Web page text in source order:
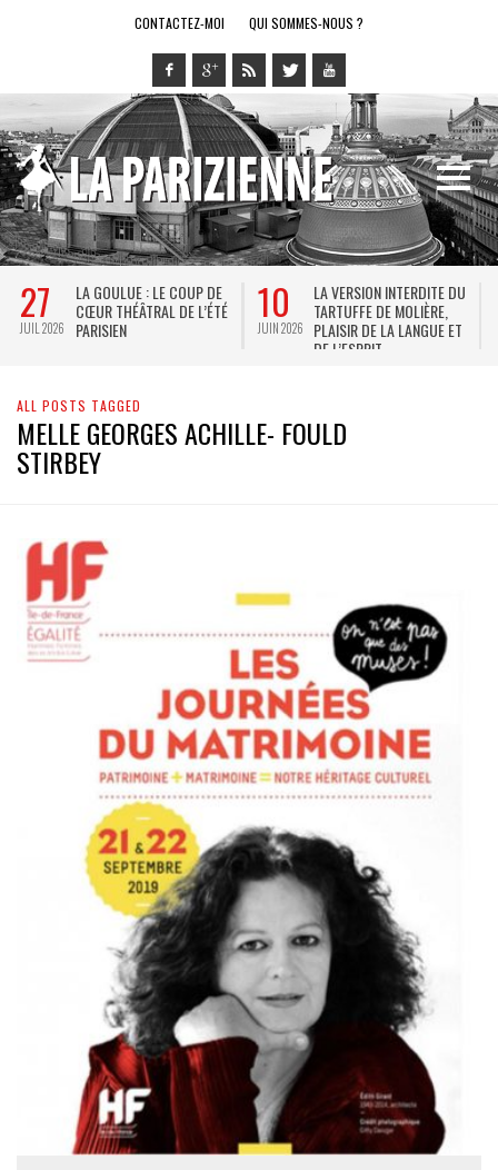
CONTACTEZ-MOI QUI SOMMES-NOUS ?
27
JUIL 2026
LA GOULUE : LE COUP DE
CŒUR THÉÂTRAL DE L’ÉTÉ
PARISIEN
10
JUIN 2026
LA VERSION INTERDITE DU
TARTUFFE DE MOLIÈRE,
PLAISIR DE LA LANGUE ET
DE L’ESPRIT
ALL POSTS TAGGED
MELLE GEORGES ACHILLE- FOULD
STIRBEY